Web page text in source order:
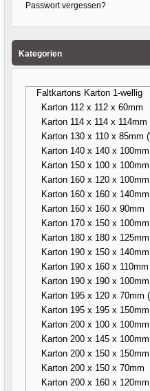
Passwort vergessen?
Kategorien
Faltkartons Karton 1-wellig
Karton 112 x 112 x 60mm
Karton 114 x 114 x 114mm
Karton 130 x 110 x 85mm
Karton 140 x 140 x 100mm
Karton 150 x 100 x 100mm
Karton 160 x 120 x 100mm
Karton 160 x 160 x 140mm
Karton 160 x 160 x 90mm
Karton 170 x 150 x 100mm
Karton 180 x 180 x 125mm
Karton 190 x 150 x 140mm
Karton 190 x 160 x 110mm
Karton 190 x 190 x
Karton 195 x 120 x 70mm
Karton 195 x 195 x 150mm
Karton 200 x 100 x 100mm
Karton 200 x 145 x 100mm
Karton 200 x 150 x 150mm
Karton 200 x 150 x 70mm
Karton 200 x 160 x 120mm